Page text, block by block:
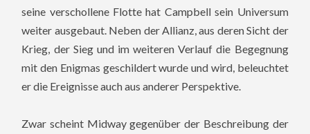
seine verschollene Flotte hat Campbell sein Universum
weiter ausgebaut. Neben der Allianz, aus deren Sicht der
Krieg, der Sieg und im weiteren Verlauf die Begegnung
mit den Enigmas geschildert wurde und wird, beleuchtet
er die Ereignisse auch aus anderer Perspektive.
Zwar scheint Midway gegenüber der Beschreibung der